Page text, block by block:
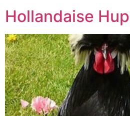
Hollandaise